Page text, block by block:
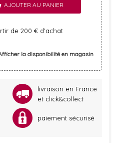
AJOUTER AU PANIER
de 200 € d'achat
la disponibilité en magasin
livraison en France
et click&collect
paiement sécurisé